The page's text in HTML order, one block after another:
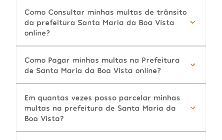
Como Consultar minhas multas de trânsito
da prefeitura Santa Maria da Boa Vista
online?
Como Pagar minhas multas na Prefeitura
de Santa Maria da Boa Vista online?
Em quantas vezes posso parcelar minhas
multas na prefeitura de Santa Maria da
Boa Vista?